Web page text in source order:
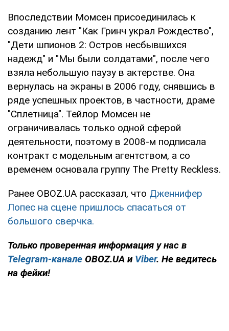
Впоследствии Момсен присоединилась к
созданию лент "Как Гринч украл Рождество",
"Дети шпионов 2: Остров несбывшихся
надежд" и "Мы были солдатами", после чего
взяла небольшую паузу в актерстве. Она
вернулась на экраны в 2006 году, снявшись в
ряде успешных проектов, в частности, драме
"Сплетница". Тейлор Момсен не
ограничивалась только одной сферой
деятельности, поэтому в 2008-м подписала
контракт с модельным агентством, а со
временем основала группу The Pretty Reckless.
Ранее OBOZ.UA рассказал, что Дженнифер
Лопес на сцене пришлось спасаться от
большого сверчка.
Только проверенная информация у нас в
Telegram-канале OBOZ.UA и Viber. Не ведитесь
на фейки!